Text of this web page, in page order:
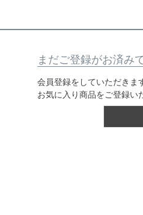
まだご登録がお済み
会員登録をしていただきま
お気に入り商品をご登録い